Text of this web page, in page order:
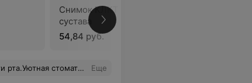
Снимок КЛКТ с захватом ВНЧ
сустава
54,84 руб.
доктор!Всем осталась довольна!!!!Спасибо !!! Еще